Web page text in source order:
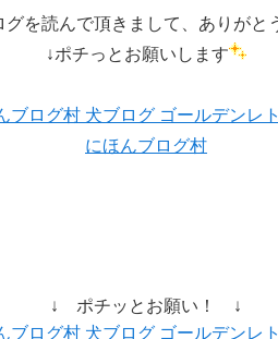
を読んで頂きまして、ありがと
↓ポチっとお願いします
にほんブログ村
↓ ポチッとお願い！ ↓